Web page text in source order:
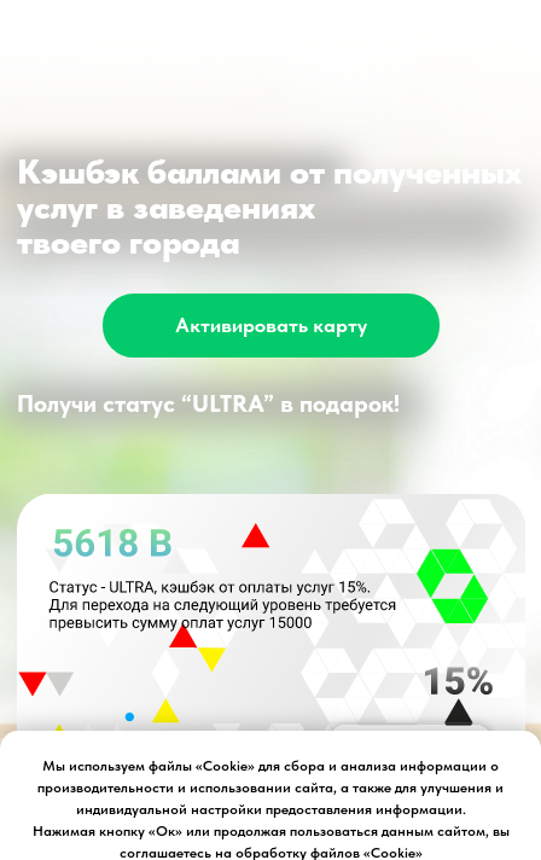
Мы используем файлы «Cookie» для сбора и анализа информации о
производительности и использовании сайта, а также для улучшения и
индивидуальной настройки предоставления информации.
Нажимая кнопку «Ок» или продолжая пользоваться данным сайтом, вы
соглашаетесь на обработку файлов «Cookie»